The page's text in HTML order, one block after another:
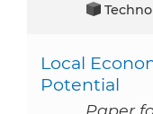
Local
Potential
Paper